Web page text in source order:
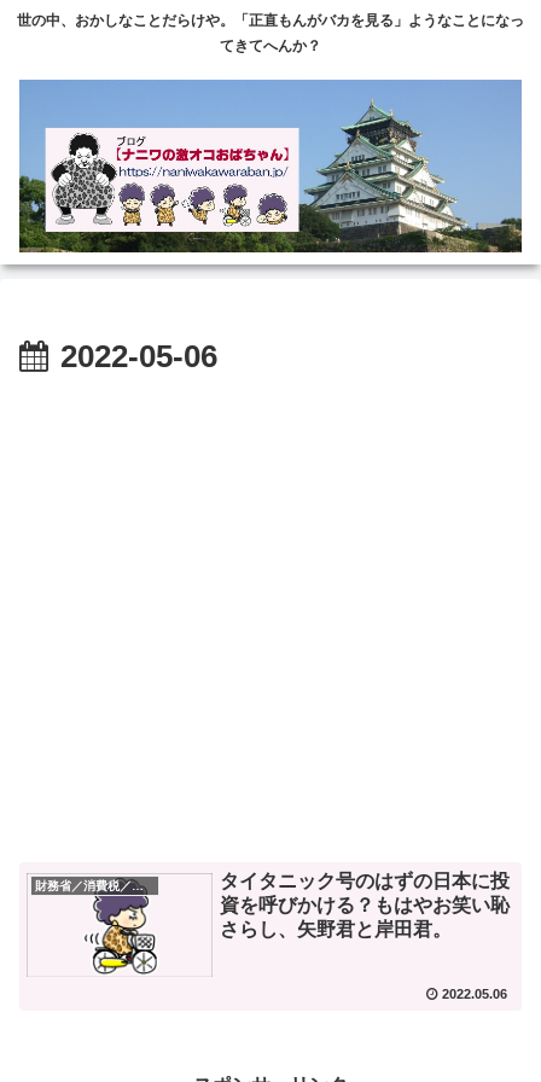
世の中、おかしなことだらけや。「正直もんがバカを見る」ようなことになっ
てきてへんか？
2022-05-06
財務省／消費税／デフレ
タイタニック号のはずの日本に投
資を呼びかける？もはやお笑い恥
さらし、矢野君と岸田君。
2022.05.06